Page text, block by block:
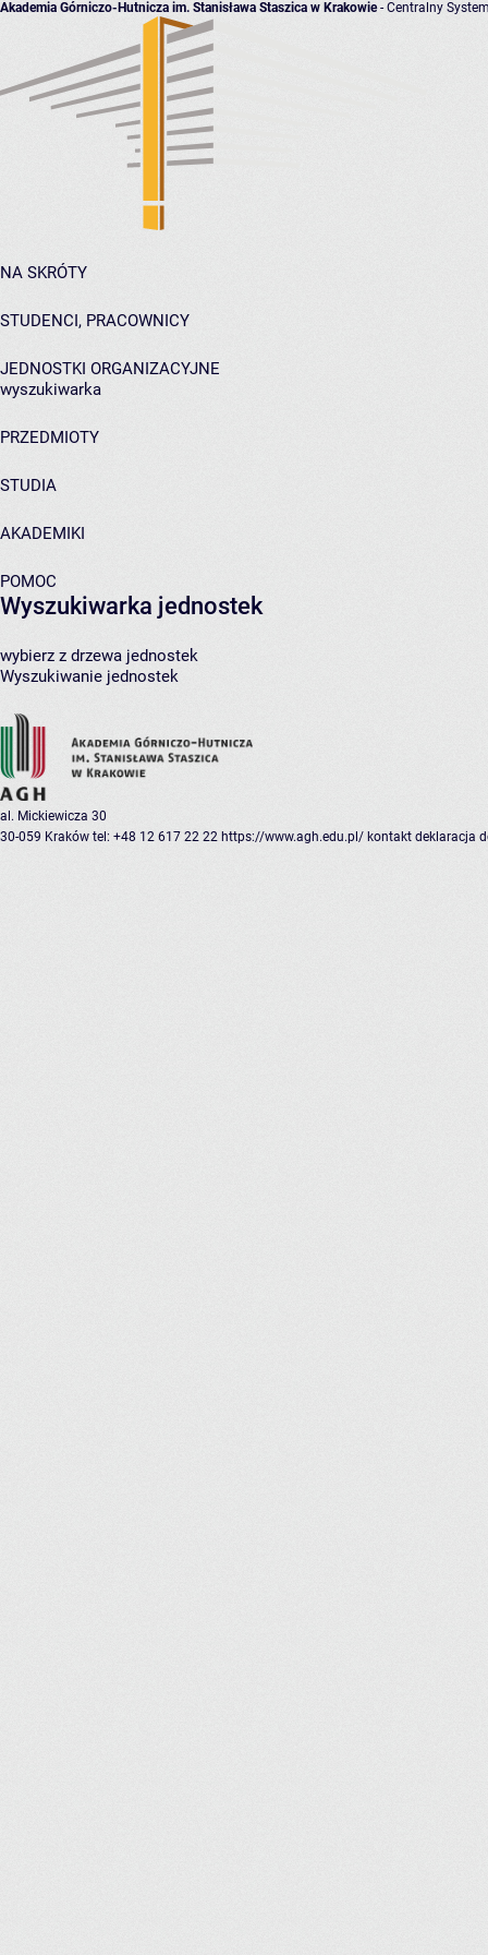
Akademia Górniczo-Hutnicza im. Stanisława Staszica w Krakowie- Centralny
NA SKRÓTY
STUDENCI, PRACOWNICY
JEDNOSTKI ORGANIZACYJNE
wyszukiwarka
PRZEDMIOTY
STUDIA
AKADEMIKI
POMOC
Wyszukiwarka jednostek
wybierz z drzewa jednostek
Wyszukiwanie jednostek
al. Mickiewicza 30
30-059 Kraków tel: +48 12 617 22 22 https://www.agh.edu.pl/ kontakt deklaracja